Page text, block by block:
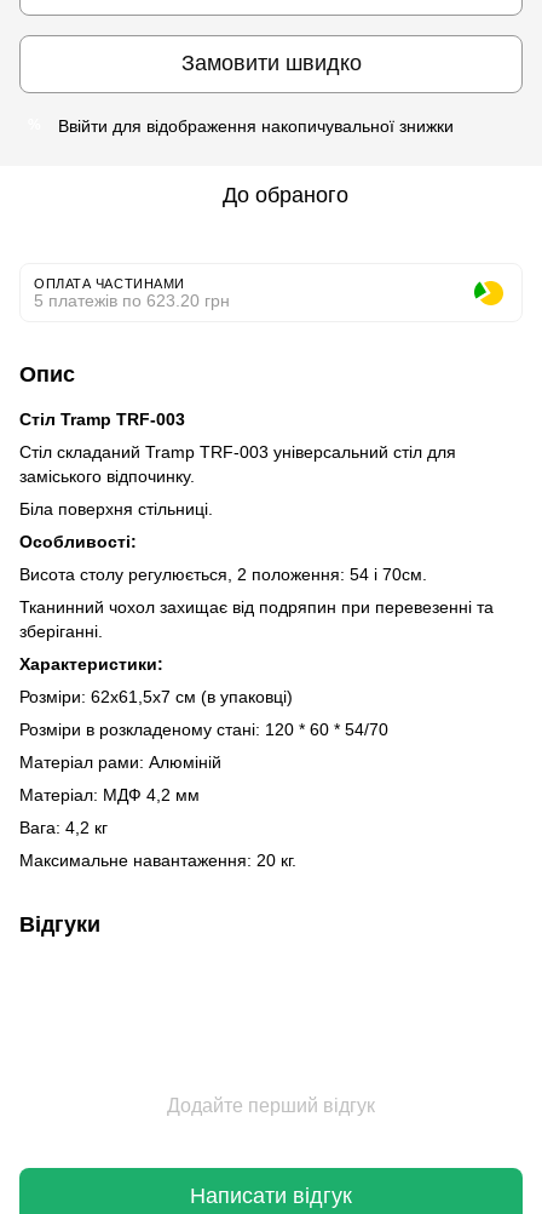
Замовити швидко
Ввійти для відображення накопичувальної знижки
До обраного
ОПЛАТА ЧАСТИНАМИ
5 платежів по 623.20 грн
Опис
Стіл Tramp TRF-003
Стіл складаний Tramp TRF-003 універсальний стіл для
заміського відпочинку.
Біла поверхня стільниці.
Особливості:
Висота столу регулюється, 2 положення: 54 і 70см.
Тканинний чохол захищає від подряпин при перевезенні та
зберіганні.
Характеристики:
Розміри: 62х61,5х7 см (в упаковці)
Розміри в розкладеному стані: 120 * 60 * 54/70
Матеріал рами: Алюміній
Матеріал: МДФ 4,2 мм
Вага: 4,2 кг
Максимальне навантаження: 20 кг.
Відгуки
Додайте перший відгук
Написати відгук